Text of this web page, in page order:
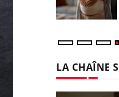
LA CHAÎNE